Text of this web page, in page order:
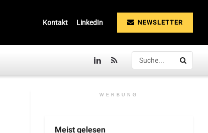
Kontakt LinkedIn NEWSLETTER
WERBUNG
Meist gelesen